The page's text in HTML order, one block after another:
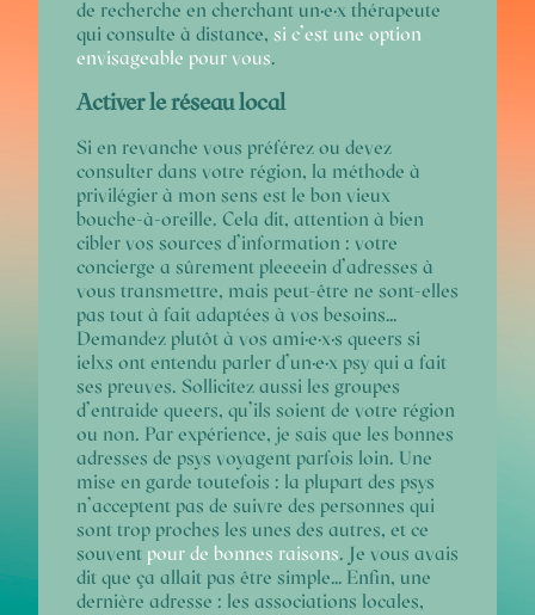
de recherche en cherchant un·e·x thérapeute
qui consulte à distance, si c’est une option
envisageable pour vous.
Activer le réseau local
Si en revanche vous préférez ou devez
consulter dans votre région, la méthode à
privilégier à mon sens est le bon vieux
bouche-à-oreille. Cela dit, attention à bien
cibler vos sources d’information : votre
concierge a sûrement pleeeein d’adresses à
vous transmettre, mais peut-être ne sont-elles
pas tout à fait adaptées à vos besoins…
Demandez plutôt à vos ami·e·x·s queers si
ielxs ont entendu parler d’un·e·x psy qui a fait
ses preuves. Sollicitez aussi les groupes
d’entraide queers, qu’ils soient de votre région
ou non. Par expérience, je sais que les bonnes
adresses de psys voyagent parfois loin. Une
mise en garde toutefois : la plupart des psys
n’acceptent pas de suivre des personnes qui
sont trop proches les unes des autres, et ce
souvent pour de bonnes raisons. Je vous avais
dit que ça allait pas être simple… Enfin, une
dernière adresse : les associations locales,